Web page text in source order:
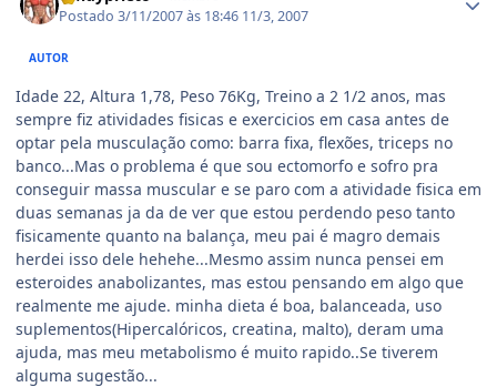
Postado3/11/2007 às 18:46 11/3, 2007
AUTOR
Idade 22, Altura 1,78, Peso 76Kg, Treino a 2 1/2 anos, mas
sempre fiz atividades fisicas e exercicios em casa antes de
optar pela musculação como: barra fixa, flexões, triceps no
banco...Mas o problema é que sou ectomorfo e sofro pra
conseguir massa muscular e se paro com a atividade fisica em
duas semanas ja da de ver que estou perdendo peso tanto
fisicamente quanto na balança, meu pai é magro demais
herdei isso dele hehehe...Mesmo assim nunca pensei em
esteroides anabolizantes, mas estou pensando em algo que
realmente me ajude. minha dieta é boa, balanceada, uso
suplementos(Hipercalóricos, creatina, malto), deram uma
ajuda, mas meu metabolismo é muito rapido..Se tiverem
alguma sugestão...